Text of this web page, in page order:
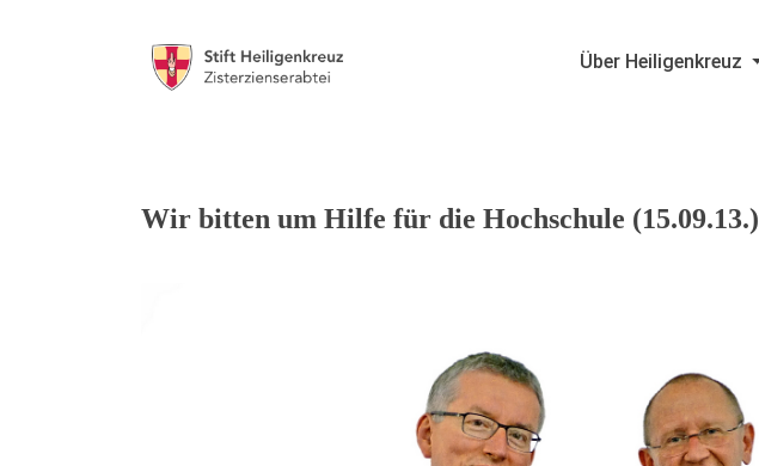
Über Heiligenkreuz
Wir bitten um Hilfe für die Hochschule (15.09.13.)